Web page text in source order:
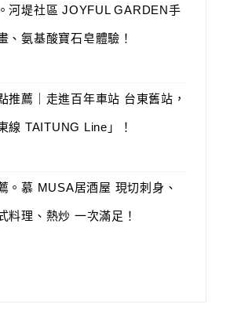
河堤社區 JOYFUL GARDEN手
、氨基酸寶石皂體驗！
推薦｜走進百年車站 台東舊站，
線 TAITUNG Line」！
。慕 MUSA居酒屋 現切刺身、
料理、熱炒 一次滿足！